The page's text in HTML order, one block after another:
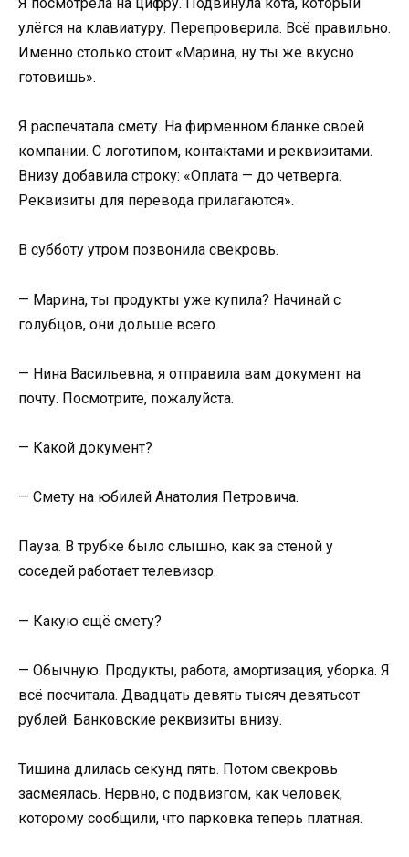
улёгся на клавиатуру. Перепроверила. Всё правильно.
Именно столько стоит «Марина, ну ты же вкусно
готовишь».
Я распечатала смету. На фирменном бланке своей
компании. С логотипом, контактами и реквизитами.
Внизу добавила строку: «Оплата — до четверга.
Реквизиты для перевода прилагаются».
В субботу утром позвонила свекровь.
— Марина, ты продукты уже купила? Начинай с
голубцов, они дольше всего.
— Нина Васильевна, я отправила вам документ на
почту. Посмотрите, пожалуйста.
— Какой документ?
— Смету на юбилей Анатолия Петровича.
Пауза. В трубке было слышно, как за стеной у
соседей работает телевизор.
— Какую ещё смету?
— Обычную. Продукты, работа, амортизация, уборка. Я
всё посчитала. Двадцать девять тысяч девятьсот
рублей. Банковские реквизиты внизу.
Тишина длилась секунд пять. Потом свекровь
засмеялась. Нервно, с подвизгом, как человек,
которому сообщили, что парковка теперь платная.